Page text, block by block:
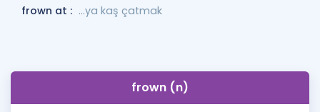
frown at : ...ya kaş çatmak
frown (n)